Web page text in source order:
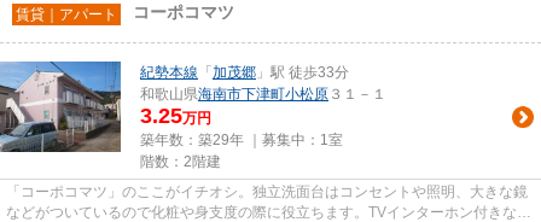
賃貸｜アパート コーポコマツ
紀勢本線 「 加茂郷 」駅 徒歩33分
和歌山県海南市下津町小松原 ３１－１
3.25万円
築年数：築29年 ｜募集中： 1室
階数：2階建
「コーポコマツ」のここがイチオシ。独立洗面台はコンセントや照明、大きな鏡
などがついているので化粧や身支度の際に役立ちます。TVインターホン付きなの